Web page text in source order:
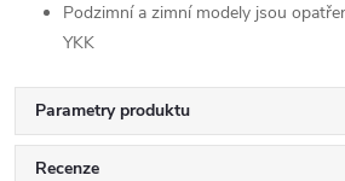
Podzimní a zimní modely jsou
YKK
Parametry produktu
Recenze